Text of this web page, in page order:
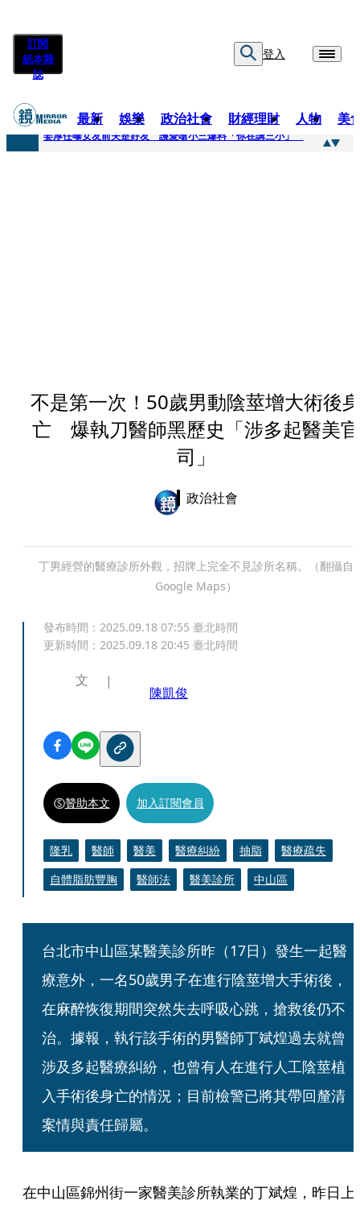
訂閱
紙本雜
誌
登入
最新 娛樂 政治社會 財經理財 人物 美
快訊
姜厚任曝女友前夫是好友 護愛嗆小三爆料「你在講三小」
不是第一次！50歲男動陰莖增大術後
亡 爆執刀醫師黑歷史「涉多起醫美官
司」
政治社會
丁男經營的醫療診所外觀，招牌上完全不見診所名稱。（翻攝自
Google Maps）
發布時間： 2025.09.18 07:55 臺北時間
更新時間： 2025.09.18 20:45 臺北時間
文
陳凱俊
贊助本文 加入訂閱會員
隆乳 醫師 醫美 醫療糾紛 抽脂
醫療疏失
自體脂肪豐胸
醫師法 醫美診所 中山區
台北市中山區某醫美診所昨（17日）發生一起醫
療意外，一名50歲男子在進行陰莖增大手術後，
在麻醉恢復期間突然失去呼吸心跳，搶救後仍不
治。據報，執行該手術的男醫師丁斌煌過去就曾
涉及多起醫療糾紛，也曾有人在進行人工陰莖植
入手術後身亡的情況；目前檢警已將其帶回釐清
案情與責任歸屬。
在中山區錦州街一家醫美診所執業的丁斌煌，昨日上